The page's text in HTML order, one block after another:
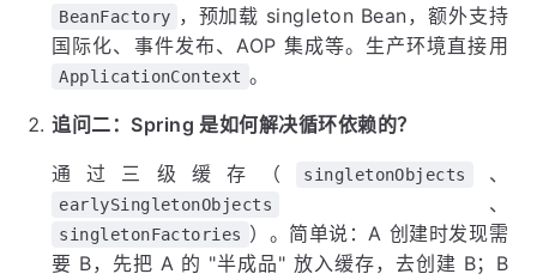
BeanFactory ，预加载 singleton Bean，额外支持
国际化、事件发布、AOP 集成等。生产环境直接用
ApplicationContext 。
追问二：Spring 是如何解决循环依赖的？
通过三级缓存（ singletonObjects 、
earlySingletonObjects 、
singletonFactories ）。简单说：A 创建时发现需
要 B，先把 A 的 "半成品" 放入缓存，去创建 B；B